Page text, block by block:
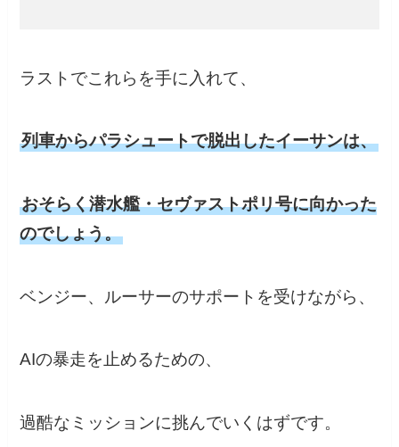
ラストでこれらを手に入れて、
列車からパラシュートで脱出したイーサンは、
おそらく潜水艦・セヴァストポリ号に向かった
のでしょう。
ベンジー、ルーサーのサポートを受けながら、
AIの暴走を止めるための、
過酷なミッションに挑んでいくはずです。